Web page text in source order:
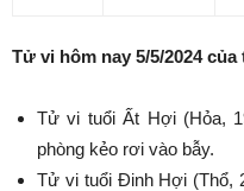
Tử vi hôm nay 5/5/2024
Tử vi tuổi Ất Hợi (Hỏa,
phòng kẻo rơi vào bẫy.
Tử vi tuổi Đinh Hợi (Thổ,